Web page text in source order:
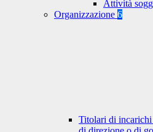
Attività
Organizzazione 6
Titolari di